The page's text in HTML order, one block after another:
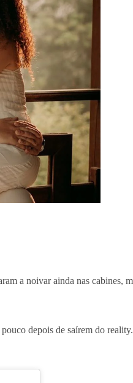
a noivar ainda nas cabines,
depois de saírem do